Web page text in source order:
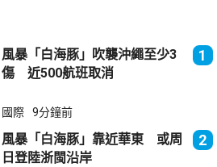
風暴「白海豚」吹襲沖繩至少3
傷 近500航班取消
1
國際 9分鐘前
風暴「白海豚」靠近華東 或周
日登陸浙閩沿岸
2